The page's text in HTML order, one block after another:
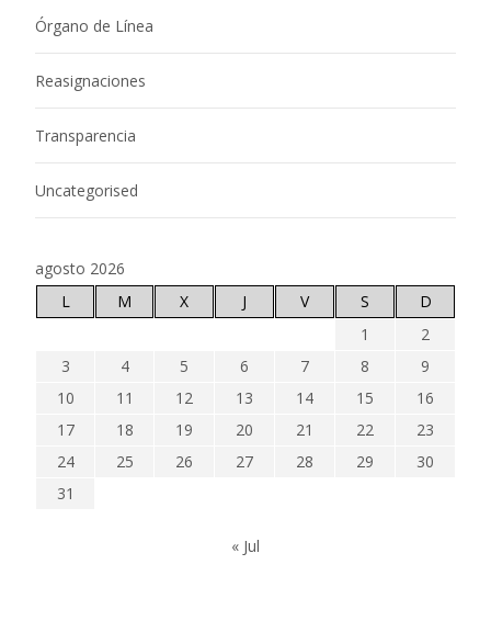
Órgano de Línea
Reasignaciones
Transparencia
Uncategorised
agosto 2026
L
M X J V S
D
1
2
3
4 5 6 7 8
9
10
11 12 13 14 15
16
17
18 19 20 21 22
23
24
25 26 27 28 29
30
31
« Jul